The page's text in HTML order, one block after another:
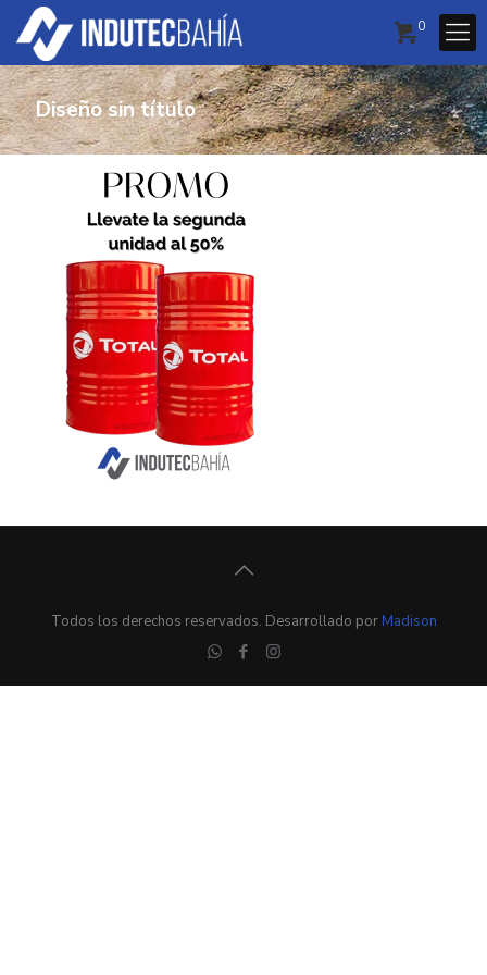
0
Diseño sin título
Todos los derechos reservados. Desarrollado por Madison